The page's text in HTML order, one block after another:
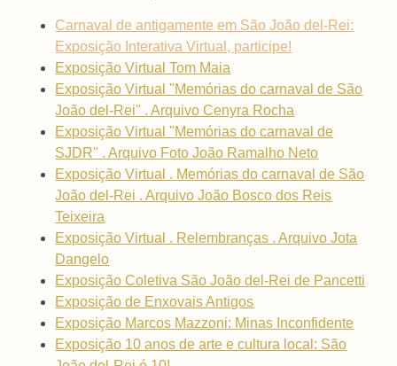
Carnaval de antigamente em São João del-Rei:
Exposição Interativa Virtual, participe!
Exposição Virtual Tom Maia
Exposição Virtual "Memórias do carnaval de São
João del-Rei" . Arquivo Cenyra Rocha
Exposição Virtual "Memórias do carnaval de
SJDR" . Arquivo Foto João Ramalho Neto
Exposição Virtual . Memórias do carnaval de São
João del-Rei . Arquivo João Bosco dos Reis
Teixeira
Exposição Virtual . Relembranças . Arquivo Jota
Dangelo
Exposição Coletiva São João del-Rei de Pancetti
Exposição de Enxovais Antigos
Exposição Marcos Mazzoni: Minas Inconfidente
Exposição 10 anos de arte e cultura local: São